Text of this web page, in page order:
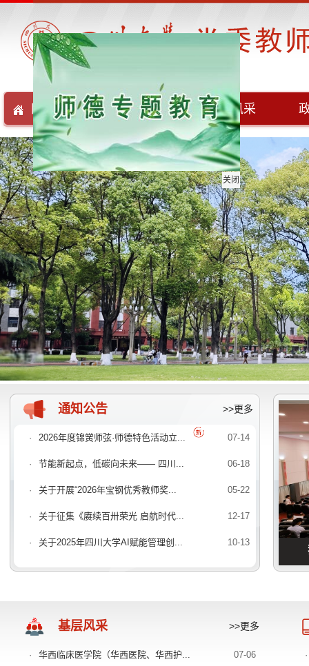
关闭
网站首页 部门简介 基层风采
通知公告 >>更多
· 2026年度锦黉师弦·师德特色活动立... 07-14
· 节能新起点，低碳向未来—— 四川... 06-18
· 关于开展“2026年宝钢优秀教师奖... 05-22
· 关于征集《赓续百卅荣光 启航时代... 12-17
· 关于2025年四川大学AI赋能管理创... 10-13
基层风采 >>更多
· 华西临床医学院（华西医院、华西护... 07-06 ·